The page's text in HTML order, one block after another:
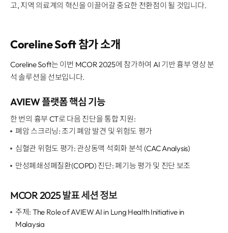
고, 지역 의료계의 혁신을 이끌어갈 중요한 전환점이 될 것입니다.
Coreline Soft 참가 소개
Coreline Soft는 이번 MCOR 2025에 참가하여 AI 기반 흉부 영상 분
석 솔루션을 선보입니다.
AVIEW 플랫폼 핵심 기능
한 번의 흉부 CT로 다음 진단을 통합 지원:
폐암 스크리닝: 조기 폐암 발견 및 위험도 평가
심혈관 위험도 평가: 관상동맥 석회화 분석 (CAC Analysis)
만성폐쇄성폐질환(COPD) 진단: 폐기능 평가 및 진단 보조
MCOR 2025 발표 세션 정보
주제: The Role of AVIEW AI in Lung Health Initiative in
Malaysia